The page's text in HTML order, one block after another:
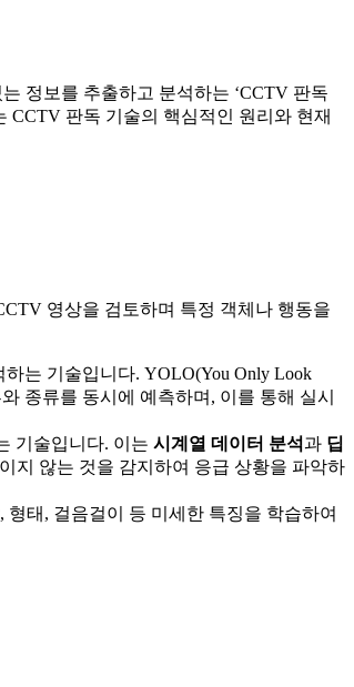
정보를 추출하고 분석하는 ‘CCTV 판독
CCTV 판독 기술의 핵심적인 원리와 현재
영상을 검토하며 특정 객체나 행동을
는 기술입니다. YOLO(You Only Look
종류를 동시에 예측하며, 이를 통해 실시
기술입니다. 이는 시계열 데이터 분석과 딥
지 않는 것을 감지하여 응급 상황을 파악하
태, 걸음걸이 등 미세한 특징을 학습하여